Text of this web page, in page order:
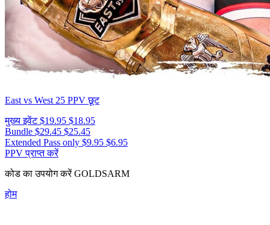
East vs West 25 PPV छूट
मुख्य इवेंट$19.95 $18.95
Bundle $29.45 $25.45
Extended Pass only $9.95 $6.95
PPV प्राप्त करें
कोड का उपयोग करेंGOLDSARM
होम